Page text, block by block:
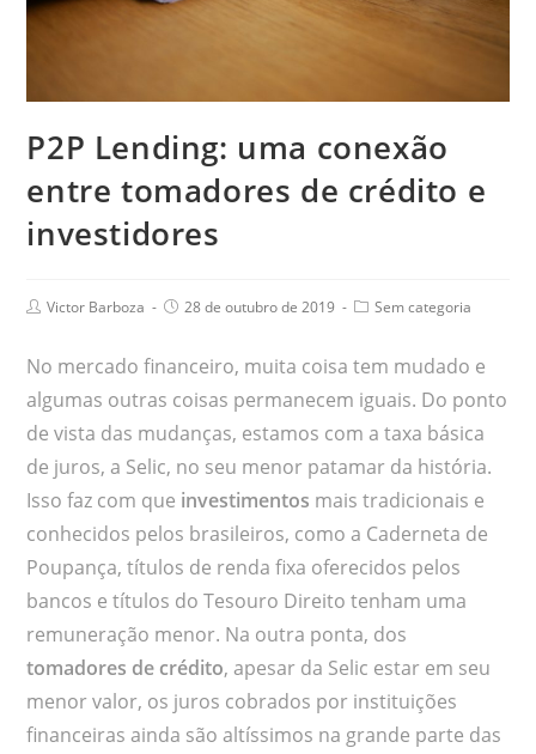
P2P Lending: uma conexão
entre tomadores de crédito e
investidores
Victor Barboza 28 de outubro de 2019 Sem categoria
No mercado financeiro, muita coisa tem mudado e
algumas outras coisas permanecem iguais. Do ponto
de vista das mudanças, estamos com a taxa básica
de juros, a Selic, no seu menor patamar da história.
Isso faz com que investimentos mais tradicionais e
conhecidos pelos brasileiros, como a Caderneta de
Poupança, títulos de renda fixa oferecidos pelos
bancos e títulos do Tesouro Direito tenham uma
remuneração menor. Na outra ponta, dos
tomadores de crédito, apesar da Selic estar em seu
menor valor, os juros cobrados por instituições
financeiras ainda são altíssimos na grande parte das